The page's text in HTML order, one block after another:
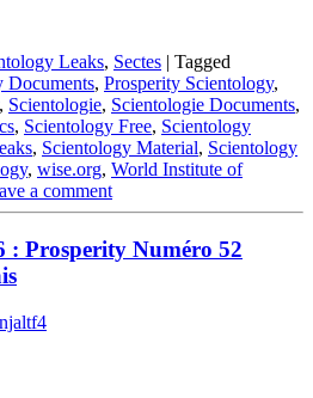
Leaks, Sectes | Tagged
Documents, Prosperity Scientology,
, Scientologie, Scientologie Documents,
, Scientology Free, Scientology
, Scientology Material, Scientology
, wise.org, World Institute of
a comment
: Prosperity Numéro 52